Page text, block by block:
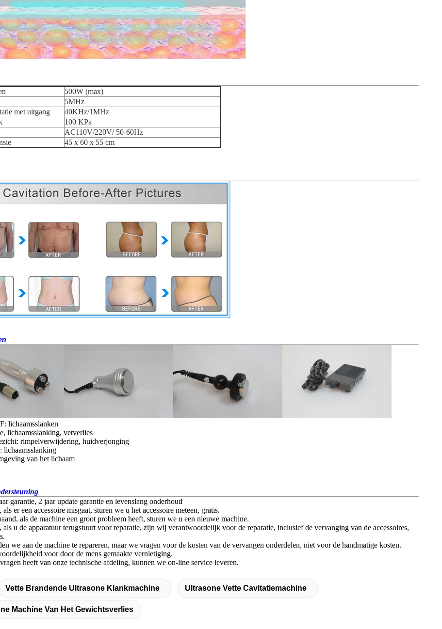
500W (max)
5MHz
met uitgang
40KHz/1MHz
100 KPa
AC110V/220V/ 50-60Hz
45 x 60 x 55 cm
lichaamsslanken
lichaamsslanking, vetverlies
rimpelverwijdering, huidverjonging
lichaamsslanking
van het lichaam
garantie, 2 jaar update garantie en levenslang onderhoud
er een accessoire misgaat, sturen we u het accessoire meteen, gratis.
als de machine een groot probleem heeft, sturen we u een nieuwe machine.
als u de apparatuur terugstuurt voor reparatie, zijn wij verantwoordelijk voor de reparatie, inclusief de vervanging van de accessoires,
we aan de machine te repareren, maar we vragen voor de kosten van de vervangen onderdelen, niet voor de handmatige kosten.
voor door de mens gemaakte vernietiging.
heeft van onze technische afdeling, kunnen we on-line service leveren.
Vette Brandende Ultrasone Klankmachine Ultrasone Vette Cavitatiemachine
Machine Van Het Gewichtsverlies